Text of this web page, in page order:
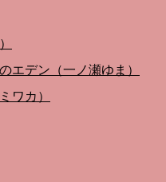
エデン（一ノ瀬ゆま）
ワカ）